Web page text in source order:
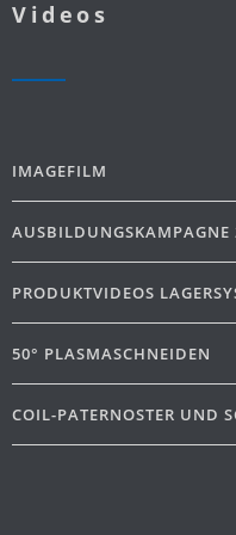
Videos
IMAGEFILM
AUSBILDUNGSKAMPAGNE
PRODUKTVIDEOS
50° PLASMASCHNEIDEN
COIL-PATERNOSTER UND